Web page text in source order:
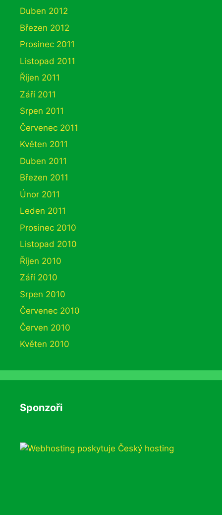
Duben 2012
Březen 2012
Prosinec 2011
Listopad 2011
Říjen 2011
Září 2011
Srpen 2011
Červenec 2011
Květen 2011
Duben 2011
Březen 2011
Únor 2011
Leden 2011
Prosinec 2010
Listopad 2010
Říjen 2010
Září 2010
Srpen 2010
Červenec 2010
Červen 2010
Květen 2010
Sponzoři